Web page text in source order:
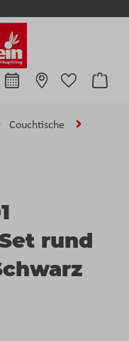
Couchtische
rund